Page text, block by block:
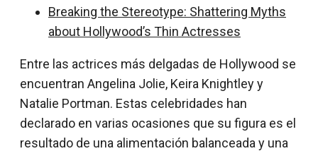
Breaking the Stereotype: Shattering Myths
about Hollywood’s Thin Actresses
Entre las actrices más delgadas de Hollywood se
encuentran Angelina Jolie, Keira Knightley y
Natalie Portman. Estas celebridades han
declarado en varias ocasiones que su figura es el
resultado de una alimentación balanceada y una